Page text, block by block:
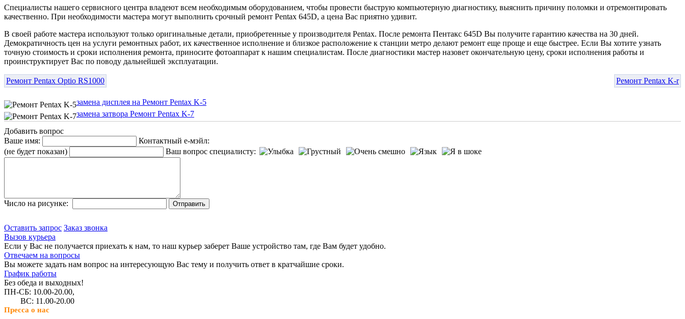
Специалисты нашего сервисного центра владеют всем необходимым оборудованием, чтобы провести быструю компьютерную диагностику, выяснить причину поломки и отремонтировать
качественно. При необходимости мастера могут выполнить срочный ремонт Pentax 645D, а цена Вас приятно удивит.
В своей работе мастера используют только оригинальные детали, приобретенные у производителя Pentax. После ремонта Пентакс 645D Вы получите гарантию качества на 30 дней.
Демократичность цен на услуги ремонтных работ, их качественное исполнение и близкое расположение к станции метро делают ремонт еще проще и еще быстрее. Если Вы хотите узнать
точную стоимость и сроки исполнения ремонта, приносите фотоаппарат к нашим специалистам. После диагностики мастер назовет окончательную цену, сроки исполнения работы и
проинструктирует Вас по поводу дальнейшей эксплуатации.
Ремонт Pentax Optio RS1000 Ремонт Pentax K-r
замена дисплея на Ремонт Pentax K-5
замена затвора Ремонт Pentax K-7
Добавить вопрос
Ваше имя:
Контактный е-мэйл:
(не будет показан)
Ваш вопрос специалисту:
Число на рисунке:
Оставить запрос Заказ звонка
Вызов курьера
Если у Вас не получается приехать к нам, то наш курьер заберет Ваше устройство там, где Вам будет удобно.
Отвечаем на вопросы
Вы можете задать нам вопрос на интересующую Вас тему и получить ответ в кратчайшие сроки.
График работы
Без обеда и выходных!
ПН-СБ: 10.00-20.00,
ВС: 11.00-20.00
Пресса о нас